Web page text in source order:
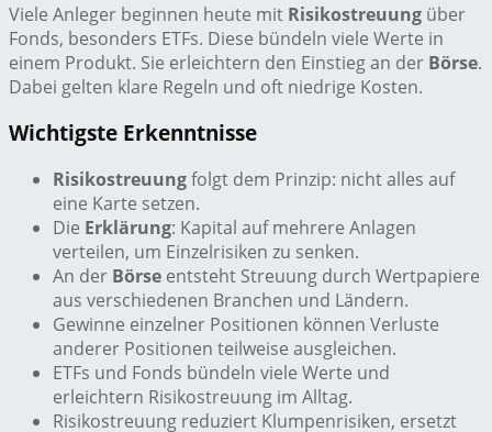
Viele Anleger beginnen heute mit Risikostreuung über
Fonds, besonders ETFs. Diese bündeln viele Werte in
einem Produkt. Sie erleichtern den Einstieg an der Börse.
Dabei gelten klare Regeln und oft niedrige Kosten.
Wichtigste Erkenntnisse
Risikostreuungfolgt dem Prinzip: nicht alles auf
eine Karte setzen.
Die Erklärung: Kapital auf mehrere Anlagen
verteilen, um Einzelrisiken zu senken.
An der Börse entsteht Streuung durch Wertpapiere
aus verschiedenen Branchen und Ländern.
Gewinne einzelner Positionen können Verluste
anderer Positionen teilweise ausgleichen.
ETFs und Fonds bündeln viele Werte und
erleichtern Risikostreuung im Alltag.
Risikostreuung reduziert Klumpenrisiken, ersetzt